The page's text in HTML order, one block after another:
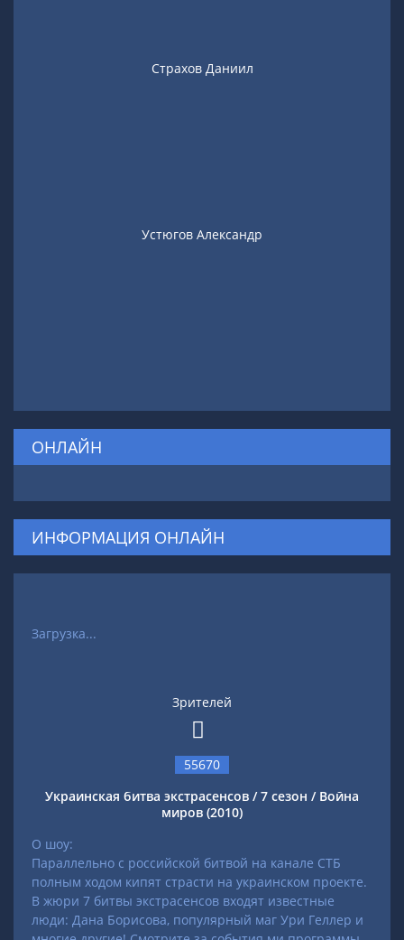
Страхов Даниил
Устюгов Александр
ОНЛАЙН
ИНФОРМАЦИЯ ОНЛАЙН
Загрузка...
Зрителей
55670
Украинская битва экстрасенсов / 7 сезон / Война
миров (2010)
О шоу:
Параллельно с российской битвой на канале СТБ
полным ходом кипят страсти на украинском проекте.
В жюри 7 битвы экстрасенсов входят известные
люди: Дана Борисова, популярный маг Ури Геллер и